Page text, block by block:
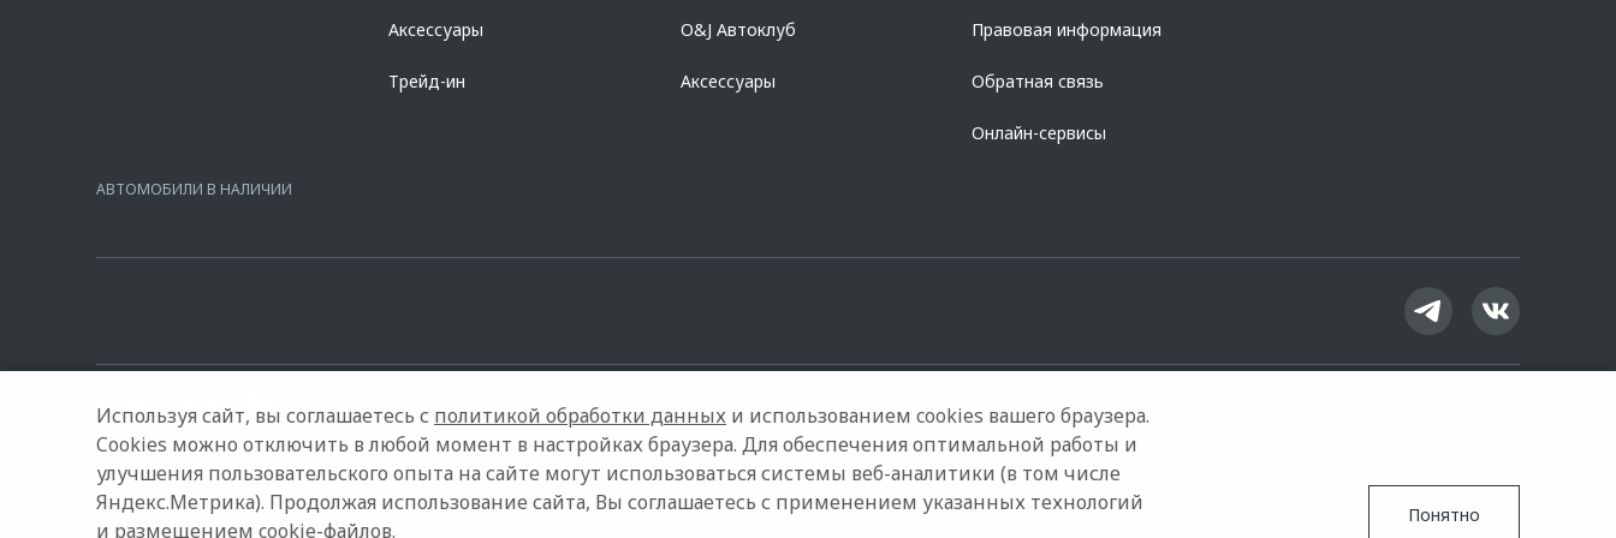
Аксессуары
Трейд-ин
O&J Автоклуб
Аксессуары
Правовая информация
Обратная связь
Онлайн-сервисы
АВТОМОБИЛИ В НАЛИЧИИ
© 2026 ИТС-Авто Модельный ряд Архивные модели Контакты Правовая информация Google Play App Store
Используя сайт, вы соглашаетесь с политикой обработки данных и использованием cookies вашего браузера.
Cookies можно отключить в любой момент в настройках браузера. Для обеспечения оптимальной работы и
улучшения пользовательского опыта на сайте могут использоваться системы веб-аналитики (в том числе
Яндекс.Метрика). Продолжая использование сайта, Вы соглашаетесь с применением указанных технологий
и размещением cookie-файлов.
Понятно